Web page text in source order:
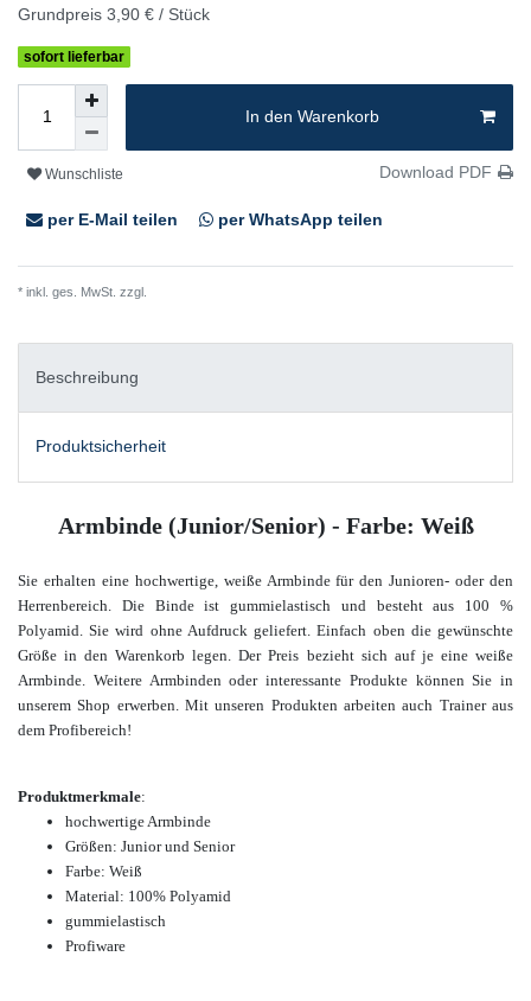
Grundpreis 3,90 € / Stück
sofort lieferbar
In den Warenkorb
Wunschliste Download PDF
per E-Mail teilen per WhatsApp teilen
* inkl. ges. MwSt. zzgl.
Beschreibung
Produktsicherheit
Armbinde (Junior/Senior) - Farbe: Weiß
Sie erhalten eine hochwertige, weiße Armbinde für den Junioren- oder den
Herrenbereich. Die Binde ist gummielastisch und besteht aus 100 %
Polyamid. Sie wird ohne Aufdruck geliefert.Einfach oben die gewünschte
Größe in den Warenkorb legen. Der Preis bezieht sich auf je eine weiße
Armbinde. Weitere Armbinden oder interessante Produkte können Sie in
unserem Shop erwerben.
Mit unseren Produkten arbeiten auch Trainer aus
dem Profibereich!
Produktmerkmale:
hochwertige Armbinde
Größen: Junior und Senior
Farbe: Weiß
Material: 100% Polyamid
gummielastisch
Profiware